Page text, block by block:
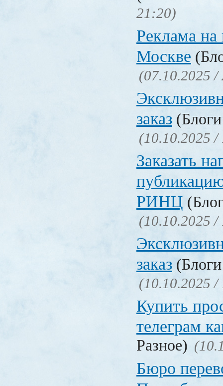
21:20)
Реклама на
Москве
(07.10.2025 /
заказ
(10.10.2025 /
Заказать
РИНЦ
(10.10.2025 /
заказ
(10.10.2025 /
Купить
телеграм
Разное)
Бюро